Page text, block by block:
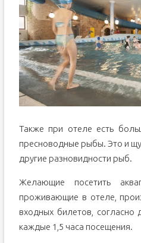
Также при отеле есть
пресноводные рыбы. Это и
другие разновидности рыб.
Желающие посетить
проживающие в отеле,
входных билетов,
каждые 1,5 часа посещения.